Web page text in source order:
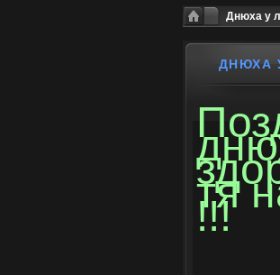
Днюха у
ДНЮХА
тя
!!!